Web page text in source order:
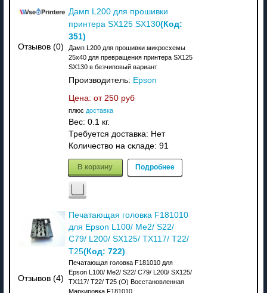
Отзывов (0)
Дамп L200 для прошивки
принтера SX125 SX130(Код:
351)
Дамп L200 для прошивки микросхемы
25x40 для превращения принтера SX125
SX130 в безчиповый вариант
Производитель: Epson
Цена: от 250 руб
плюс доставка
Вес: 0.1 кг.
Требуется доставка: Нет
Количество на складе: 91
В корзину Подробнее
Отзывов (4)
Печатающая головка F181010
для Epson L100/ Me2/ S22/
C79/ L200/ SX125/ TX117/ T22/
T25(Код: 722)
Печатающая головка F181010 для
Epson L100/ Me2/ S22/ C79/ L200/ SX125/
TX117/ T22/ T25 (O) Восстановленная
Маркировка F181010